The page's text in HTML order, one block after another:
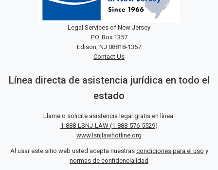
Legal Services of New Jersey
P.O. Box 1357
Edison, NJ 08818-1357
Contact Us
Línea directa de asistencia jurídica en todo el
estado
Llame o solicite asistencia legal gratis en línea:
1-888-LSNJ-LAW (1-888-576-5529)
www.lsnjlawhotline.org
Al usar este sitio web usted acepta nuestras condiciones para el uso y
normas de confidencialidad